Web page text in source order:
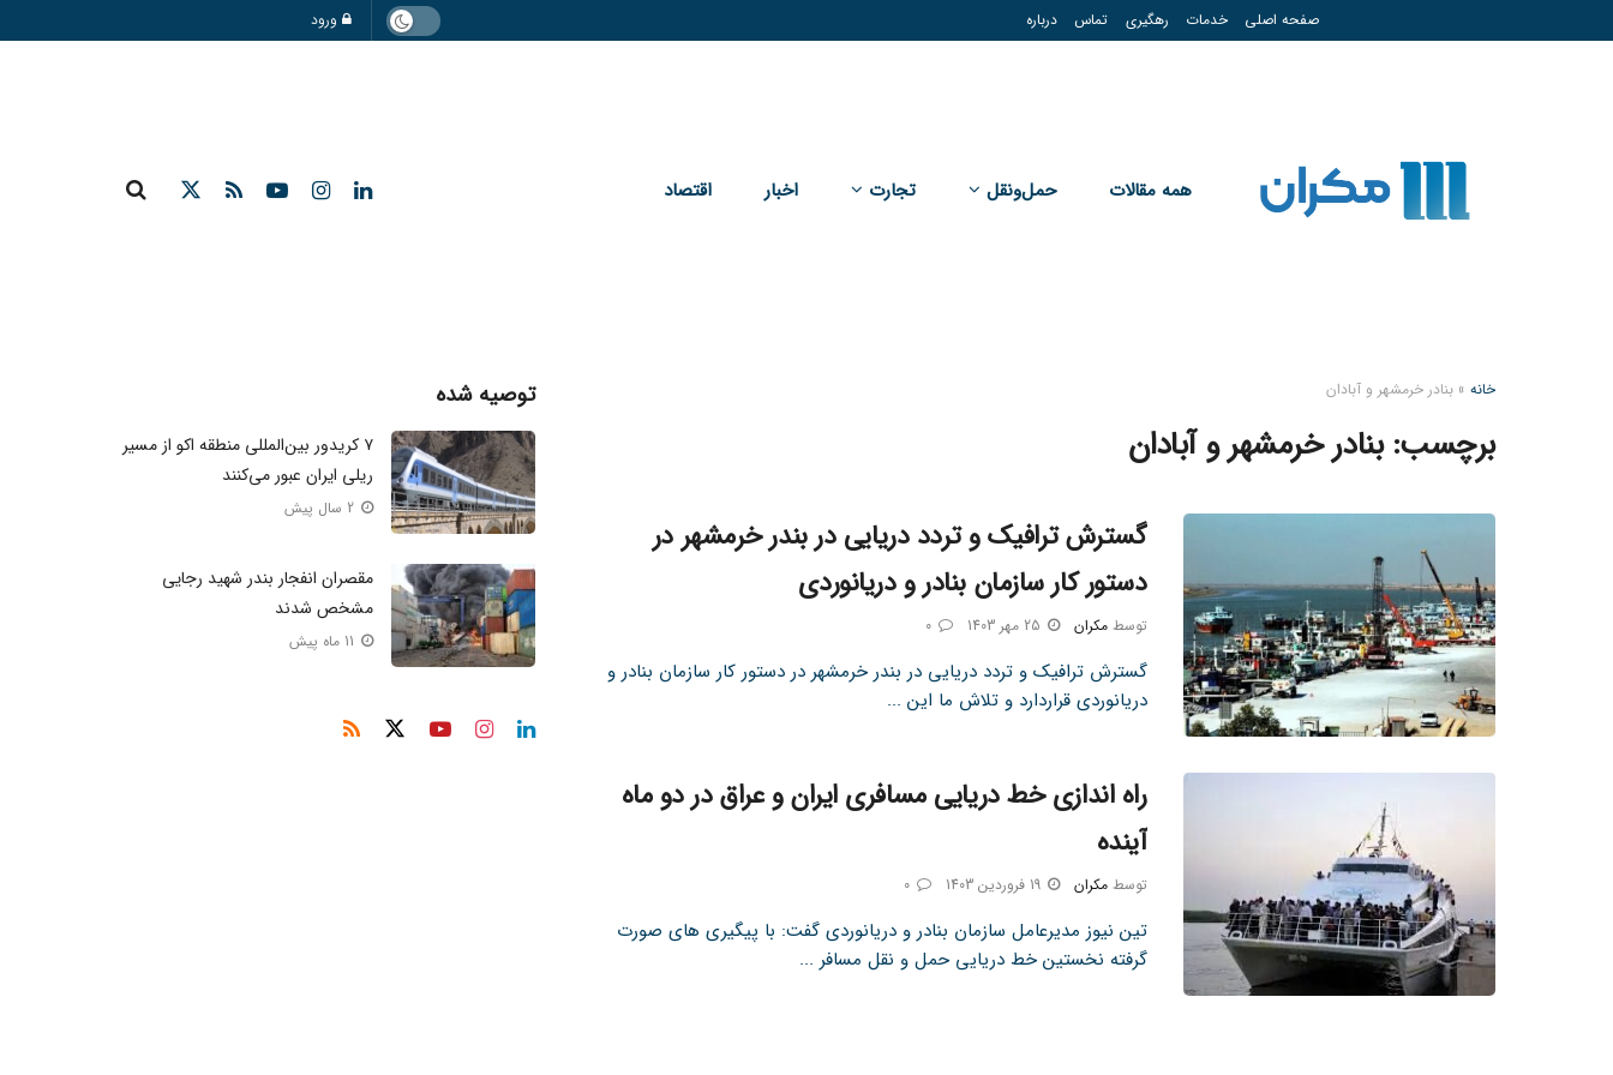
صفحه اصلی خدمات رهگیری تماس درباره ورود
همه مقالات حمل‌و‌نقل تجارت اخبار اقتصاد
خانه »بنادر خرمشهر و آبادان
برچسب:بنادر خرمشهر و آبادان
گسترش ترافیک و تردد دریایی در بندر خرمشهر در
دستور کار سازمان بنادر و دریانوردی
توسط مکران 0
گسترش ترافیک و تردد دریایی در بندر خرمشهر در دستور کار سازمان بنادر و
دریانوردی قراردارد و تلاش ما این ...
راه اندازی خط دریایی مسافری ایران و عراق در دو ماه
آینده
توسط مکران 19 فروردین 1403 0
تین نیوز مدیرعامل سازمان بنادر و دریانوردی گفت: با پیگیری های صورت
گرفته نخستین خط دریایی حمل و نقل مسافر ...
توصیه شده
۷ کریدور بین‌المللی منطقه اکو از مسیر
ریلی ایران عبور می‌کنند
2 سال پیش
مقصران انفجار بندر شهید رجایی
مشخص شدند